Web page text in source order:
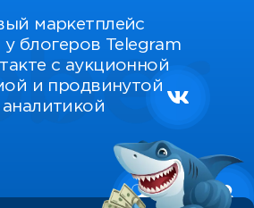
маркетплейс
блогеров Telegram
с аукционной
и продвинутой
аналитикой